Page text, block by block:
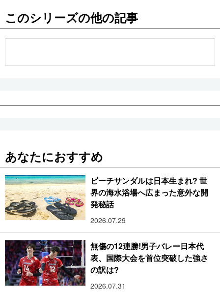
このシリーズの他の記事
あなたにおすすめ
ビーチサンダルは日本生まれ? 世
界の海水浴場へ広まった意外な開
発秘話
2026.07.29
無傷の12連勝!男子バレー日本代
表、国際大会を首位突破した強さ
の訳は?
2026.07.31